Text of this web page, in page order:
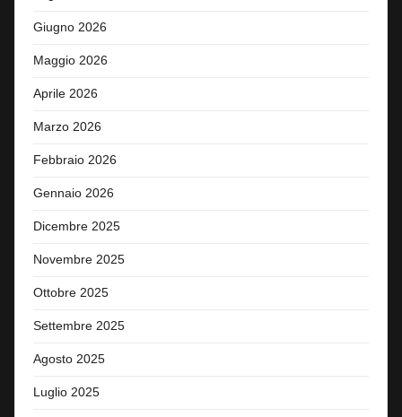
Giugno 2026
Maggio 2026
Aprile 2026
Marzo 2026
Febbraio 2026
Gennaio 2026
Dicembre 2025
Novembre 2025
Ottobre 2025
Settembre 2025
Agosto 2025
Luglio 2025